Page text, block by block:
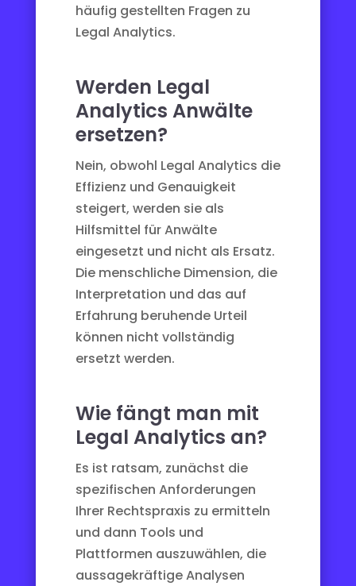
häufig gestellten Fragen zu
Legal Analytics.
Werden Legal
Analytics Anwälte
ersetzen?
Nein, obwohl Legal Analytics die
Effizienz und Genauigkeit
steigert, werden sie als
Hilfsmittel für Anwälte
eingesetzt und nicht als Ersatz.
Die menschliche Dimension, die
Interpretation und das auf
Erfahrung beruhende Urteil
können nicht vollständig
ersetzt werden.
Wie fängt man mit
Legal Analytics an?
Es ist ratsam, zunächst die
spezifischen Anforderungen
Ihrer Rechtspraxis zu ermitteln
und dann Tools und
Plattformen auszuwählen, die
aussagekräftige Analysen